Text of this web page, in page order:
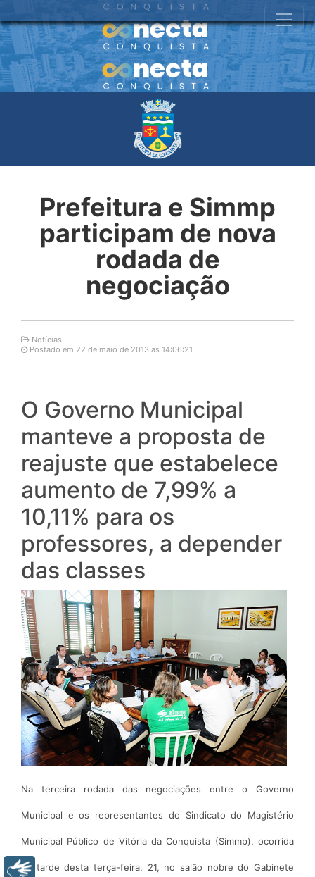
Prefeitura e Simmp
participam de nova
rodada de
negociação
Notícias
Postado em 22 de maio de 2013 as 14:06:21
O Governo Municipal
manteve a proposta de
reajuste que estabelece
aumento de 7,99% a
10,11% para os
professores, a depender
das classes
Na terceira rodada das negociações entre o Governo
Municipal e os representantes do Sindicato do Magistério
Municipal Público de Vitória da Conquista (Simmp), ocorrida
na tarde desta terça-feira, 21, no salão nobre do Gabinete
Libras